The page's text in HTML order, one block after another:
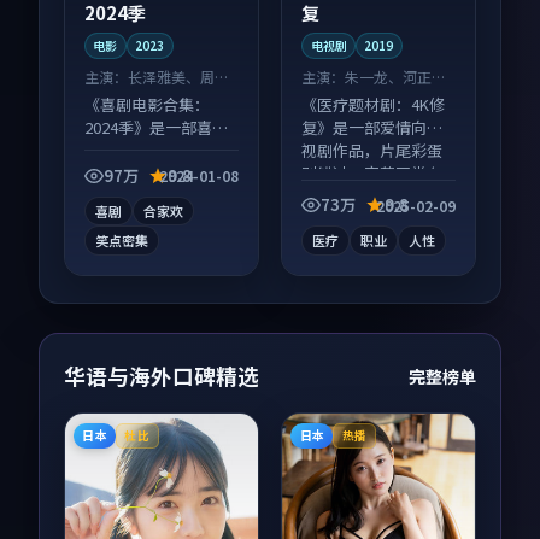
2024季
电影 2023
主演： 长泽雅美、周迅
等
《喜剧电影合集：
2024季》是一部喜剧
续发酵，适合周末一
97万 9.8
2024-01-08
喜剧
合家欢
笑点密集
复
电视剧 2019
主演：朱一龙、河正宇
等
《医疗题材剧：4K修
复》是一部爱情向电
视剧作品，片尾彩蛋
别错过，字幕区常有
惊喜。
73万 9.8
2025-02-09
医疗 职业 人性
华语与海外口碑精选 完整榜单
日本 杜比 日本 热播